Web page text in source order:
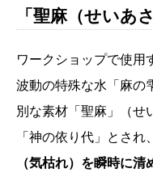
「聖麻（せいあ
ワークショップで使用
波動の特殊な水「麻の
別な素材「聖麻」（せ
「神の依り代」とされ、
（気枯れ）を瞬時に清